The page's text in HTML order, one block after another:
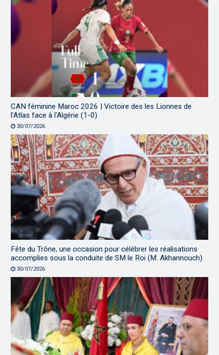
CAN féminine Maroc 2026 | Victoire des les Lionnes de
l’Atlas face à l’Algérie (1-0)
30/07/2026
Fête du Trône, une occasion pour célébrer les réalisations
accomplies sous la conduite de SM le Roi (M. Akhannouch)
30/07/2026